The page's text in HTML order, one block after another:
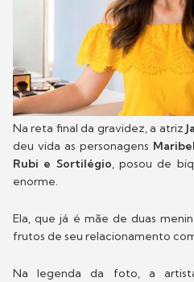
Na reta final da gravidez, a atriz
deu vida as personagens
Rubi e Sortilégio, posou de
enorme.
Ela, que já é mãe de duas
frutos de seu relacionamento
Na legenda da foto, a